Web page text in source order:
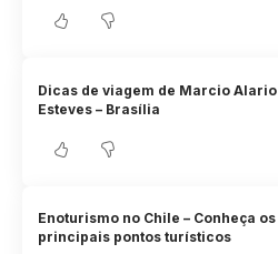
Dicas de viagem de Marcio Alario
Esteves – Brasília
Enoturismo no Chile – Conheça os
principais pontos turísticos